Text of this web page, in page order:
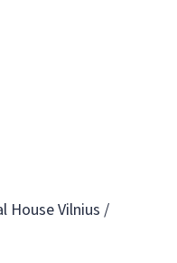
House Vilnius /